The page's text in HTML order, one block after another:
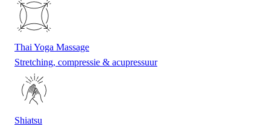
Thai Yoga Massage
Stretching, compressie & acupressuur
Shiatsu